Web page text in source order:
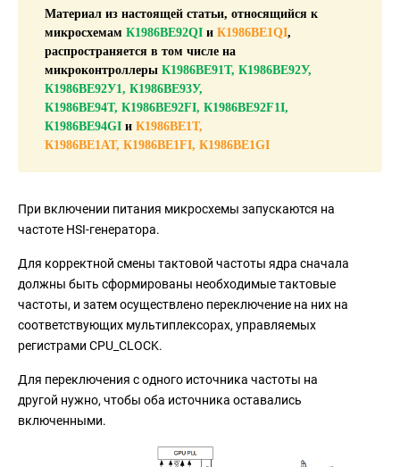
Материал из настоящей статьи, относящийся к
микросхемам К1986ВЕ92QI и К1986ВЕ1QI,
распространяется в том числе на
микроконтроллеры К1986ВЕ91Т, К1986ВЕ92У,
К1986ВЕ92У1, К1986ВЕ93У,
К1986ВЕ94Т, К1986ВЕ92FI, К1986ВЕ92F1I,
К1986ВЕ94GI и К1986ВЕ1Т,
К1986ВЕ1АТ, К1986ВЕ1FI, К1986ВЕ1GI
При включении питания микросхемы запускаются на
частоте HSI-генератора.
Для корректной смены тактовой частоты ядра сначала
должны быть сформированы необходимые тактовые
частоты, и затем осуществлено переключение на них на
соответствующих мультиплексорах, управляемых
регистрами CPU_CLOCK.
Для переключения с одного источника частоты на
другой нужно, чтобы оба источника оставались
включенными.